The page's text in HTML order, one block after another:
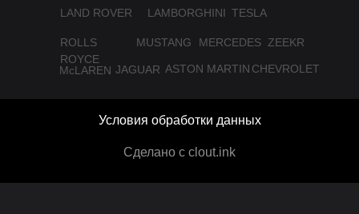
CHEVROLET
MUSTANG MERCEDES
ROLLS
ROYCE
LAND ROVER LAMBORGHINI TESLA
ZEEKR
McLAREN JAGUAR ASTON MARTIN
Сделано с clout.ink
Условия обработки данных